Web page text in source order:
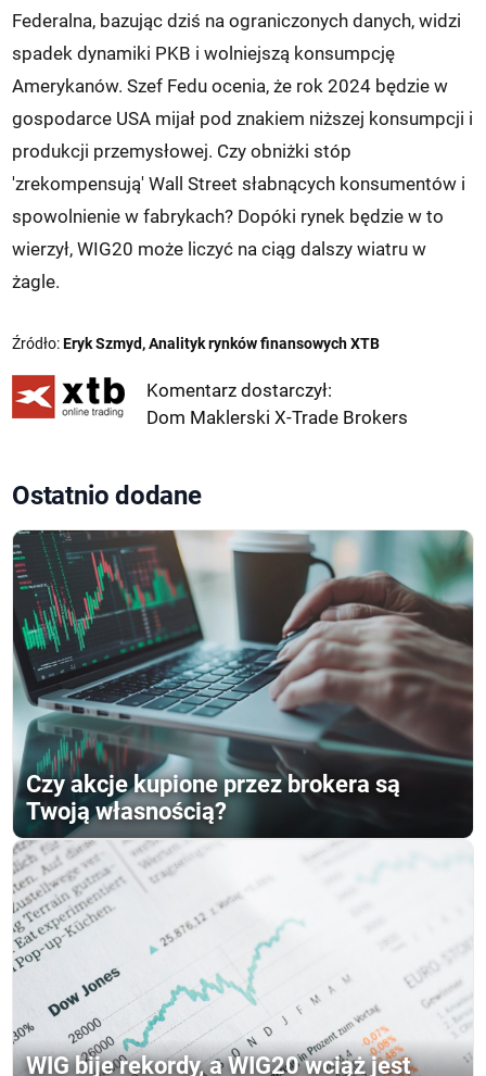
Federalna, bazując dziś na ograniczonych danych, widzi
spadek dynamiki PKB i wolniejszą konsumpcję
Amerykanów. Szef Fedu ocenia, że rok 2024 będzie w
gospodarce USA mijał pod znakiem niższej konsumpcji i
produkcji przemysłowej. Czy obniżki stóp
'zrekompensują' Wall Street słabnących konsumentów i
spowolnienie w fabrykach? Dopóki rynek będzie w to
wierzył, WIG20 może liczyć na ciąg dalszy wiatru w
żagle.
Źródło:Eryk Szmyd, Analityk rynków finansowych XTB
Komentarz dostarczył:
Dom Maklerski X-Trade Brokers
Ostatnio dodane
Czy akcje kupione przez brokera są
Twoją własnością?
WIG bije rekordy, a WIG20 wciąż jest